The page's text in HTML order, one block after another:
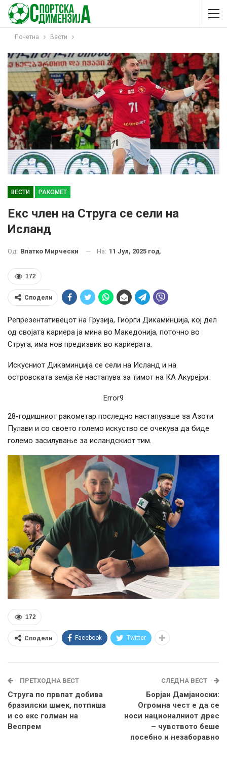
Почетна Вести
ВЕСТИ РАКОМЕТ
Екс член на Струга се сели на
Исланд
Од: Влатко Мирчески На: 11 Јул, 2025 год.
172
Сподели
Репрезентативецот на Грузија, Гиорги Дикаминџија, кој дел
од својата кариера ја мина во Македонија, поточно во
Струга, има нов предизвик во кариерата.
Искусниот Дикаминџија се сели на Исланд и на
островската земја ќе настапува за тимот на КА Акурејри.
Error9
28-годишниот ракометар последно настапуваше за Азоти
Пулави и со своето големо искуство се очекува да биде
големо засилување за исландскиот тим.
172
Сподели Facebook Twitter
ПРЕТХОДНА ВЕСТ
Струга по првпат добива
бразилски шмек, потпиша
и со екс голман на
Веспрем
СЛЕДНА ВЕСТ
Борјан Дамјаноски:
Огромна чест е да се
носи националниот дрес
– чувството беше
посебно и незаборавно